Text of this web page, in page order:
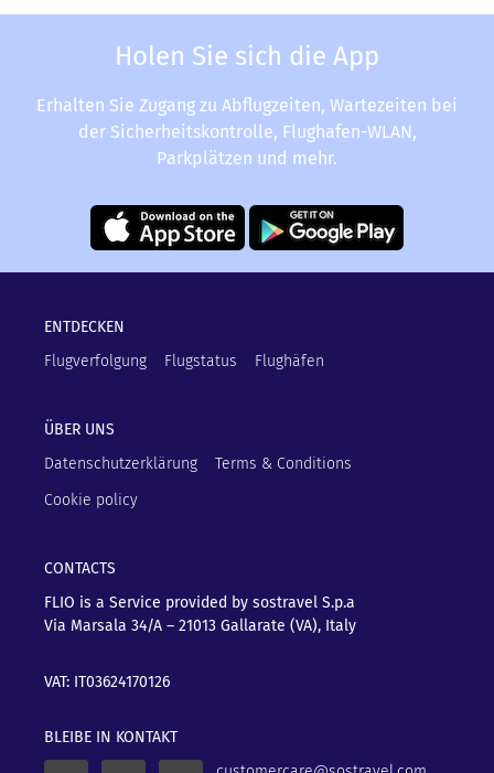
Holen Sie sich die App
Erhalten Sie Zugang zu Abflugzeiten, Wartezeiten bei
der Sicherheitskontrolle, Flughafen-WLAN,
Parkplätzen und mehr.
ENTDECKEN
Flugverfolgung
Flugstatus Flughäfen
ÜBER UNS
Datenschutzerklärung
Terms & Conditions
Cookie policy
CONTACTS
FLIO is a Service provided by sostravel S.p.a
Via Marsala 34/A – 21013 Gallarate (VA), Italy
VAT: IT03624170126
BLEIBE IN KONTAKT